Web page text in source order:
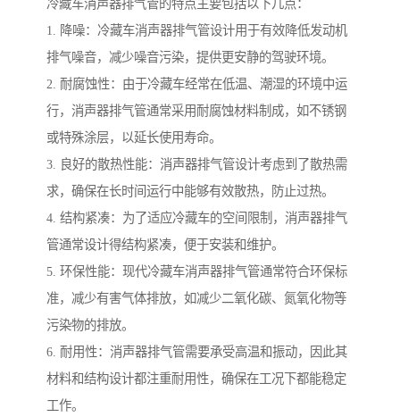
冷藏车消声器排气管的特点主要包括以下几点：
1. 降噪：冷藏车消声器排气管设计用于有效降低发动机
排气噪音，减少噪音污染，提供更安静的驾驶环境。
2. 耐腐蚀性：由于冷藏车经常在低温、潮湿的环境中运
行，消声器排气管通常采用耐腐蚀材料制成，如不锈钢
或特殊涂层，以延长使用寿命。
3. 良好的散热性能：消声器排气管设计考虑到了散热需
求，确保在长时间运行中能够有效散热，防止过热。
4. 结构紧凑：为了适应冷藏车的空间限制，消声器排气
管通常设计得结构紧凑，便于安装和维护。
5. 环保性能：现代冷藏车消声器排气管通常符合环保标
准，减少有害气体排放，如减少二氧化碳、氮氧化物等
污染物的排放。
6. 耐用性：消声器排气管需要承受高温和振动，因此其
材料和结构设计都注重耐用性，确保在工况下都能稳定
工作。